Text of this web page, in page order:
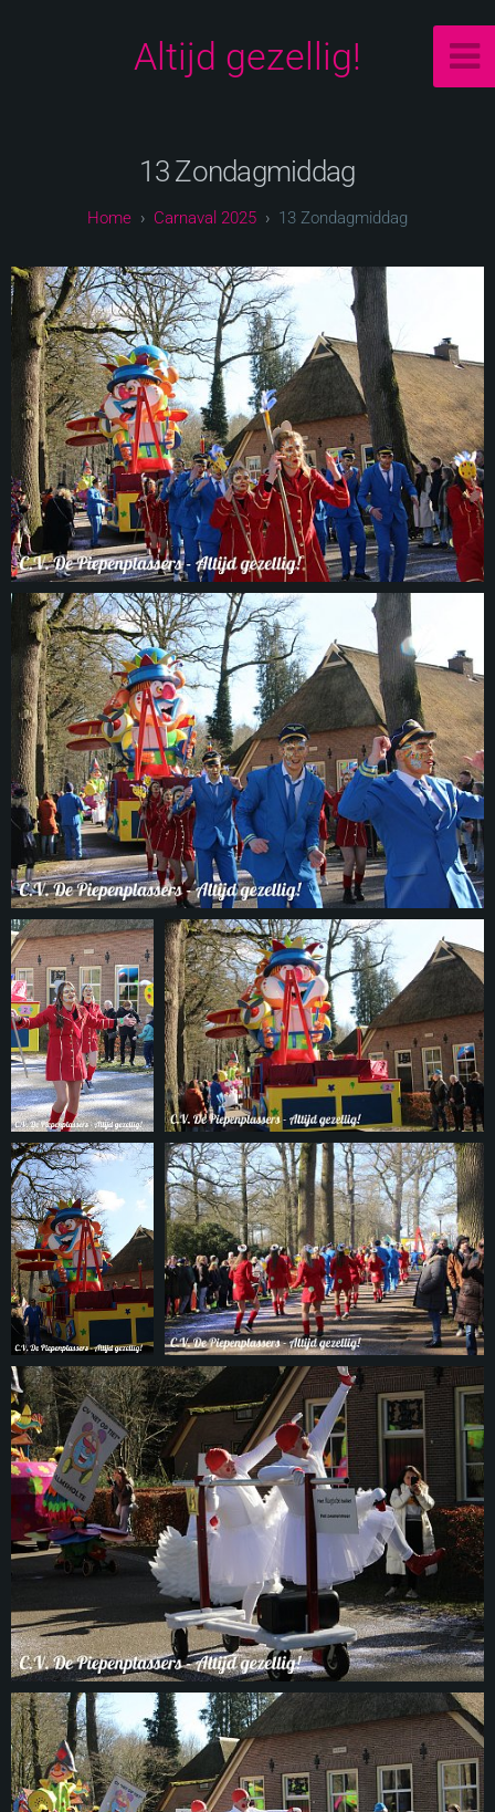
Altijd gezellig!
13 Zondagmiddag
Carnaval 2025 13 Zondagmiddag